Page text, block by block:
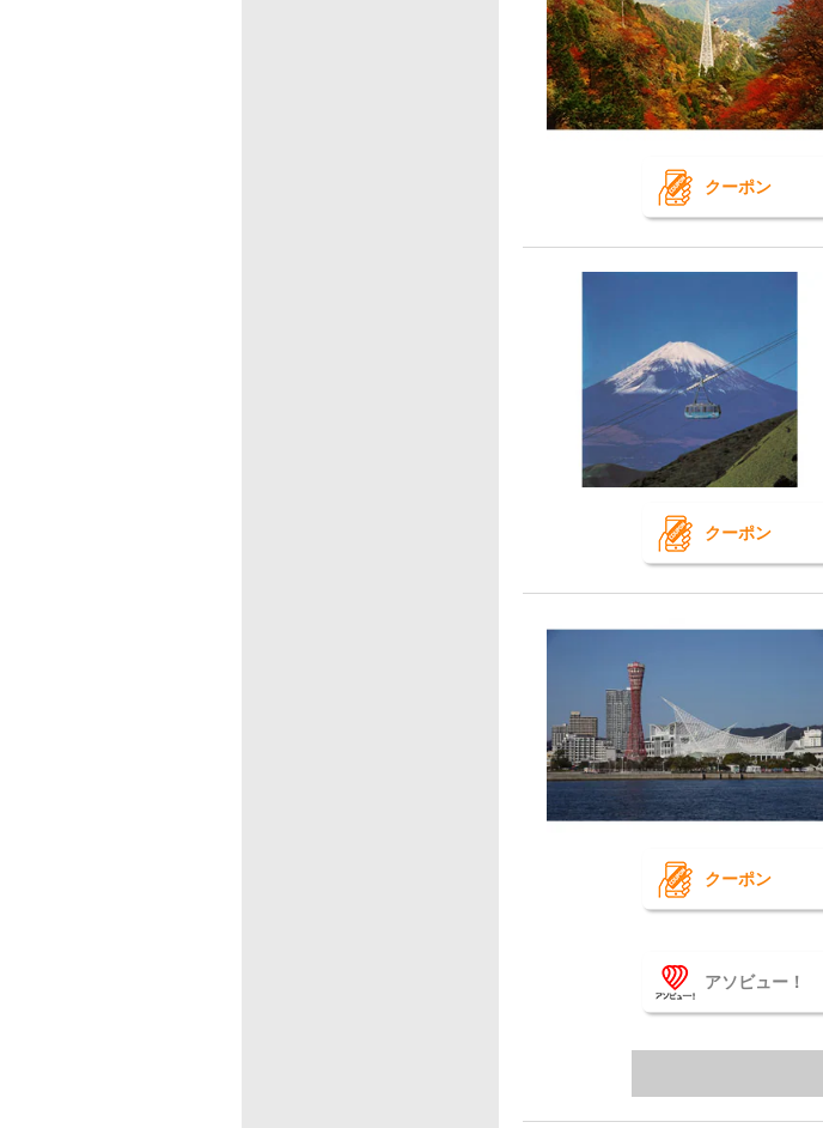
クーポン
クーポン
クーポン
アソビュー！